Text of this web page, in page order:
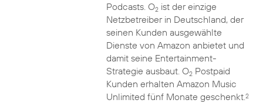
Podcasts. O2ist der einzige
Netzbetreiber in Deutschland, der
seinen Kunden ausgewählte
Dienste von Amazon anbietet und
damit seine Entertainment-
Strategie ausbaut. O2Postpaid
Kunden erhalten Amazon Music
Unlimited fünf Monate geschenkt.2